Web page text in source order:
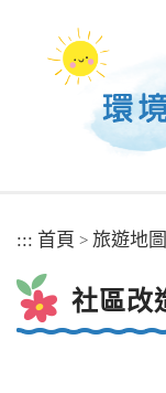
::: 首頁 > 旅遊地圖
社區改